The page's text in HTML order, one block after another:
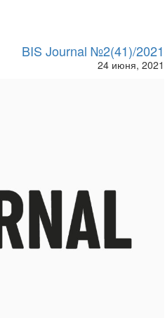
BIS Journal №2(41)/2021
24 июня, 2021